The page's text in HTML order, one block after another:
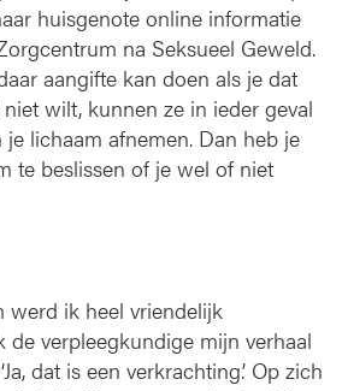
huisgenote online informatie
na Seksueel Geweld.
aangifte kan doen als je dat
wilt, kunnen ze in ieder geval
lichaam afnemen. Dan heb je
te beslissen of je wel of niet
werd ik heel vriendelijk
de verpleegkundige mijn verhaal
dat is een verkrachting.’ Op zich